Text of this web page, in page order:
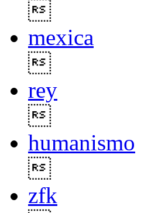
mexica
rey
humanismo
zfk